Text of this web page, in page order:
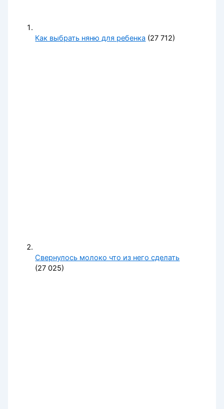
Как выбрать няню для ребенка (27 712)
Свернулось молоко что из него сделать
(27 025)